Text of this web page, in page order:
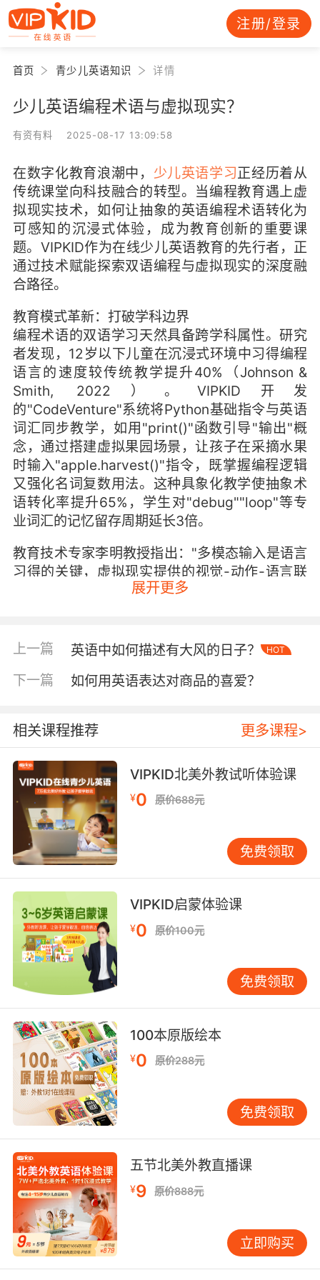
注册/登录
首页 青少儿英语知识 详情
少儿英语编程术语与虚拟现实？
有资有料 2025-08-17 13:09:58
在数字化教育浪潮中， 少儿英语学习正经历着从
传统课堂向科技融合的转型。当编程教育遇上虚
拟现实技术，如何让抽象的英语编程术语转化为
可感知的沉浸式体验，成为教育创新的重要课
题。VIPKID作为在线少儿英语教育的先行者，正
通过技术赋能探索双语编程与虚拟现实的深度融
合路径。
教育模式革新：打破学科边界
编程术语的双语学习天然具备跨学科属性。研究
者发现，12岁以下儿童在沉浸式环境中习得编程
语言的速度较传统教学提升40%（Johnson &
Smith, 2022）。VIPKID开发
的"CodeVenture"系统将Python基础指令与英语
词汇同步教学，如用"print()"函数引导"输出"概
念，通过搭建虚拟果园场景，让孩子在采摘水果
时输入"apple.harvest()"指令，既掌握编程逻辑
又强化名词复数用法。这种具象化教学使抽象术
语转化率提升65%，学生对"debug""loop"等专
业词汇的记忆留存周期延长3倍。
教育技术专家李明教授指出："多模态输入是语言
习得的关键，虚拟现实提供的视觉-动作-语言联
动机制，完美契合儿童认知发展规律。"VIPKID课
配合VR场景中的渐进式任务系统。例如初级阶段
学习方位介词；进阶课程则引入"if-else"条件语
技术应用困境：虚实衔接之惑
尽管虚拟现实为英语编程教育打开新维度，但技
术落地仍面临现实挑战。斯坦福大学人机交互实
验室2023年研究表明，过度依赖沉浸式设备可能
导致儿童空间定向能力下降18%。VIPKID技术团
队通过眼动追踪发现，7-9岁学习者在复杂3D编
程界面的平均注视点较2D界面增加2.3倍，容易
造成认知过载。为此研发的"焦点自适应"系统能
动态简化界面元素，当检测到学生视线停留超过
阈值时，自动将代码块转换为图形化积木。
硬件适配性亦是重要瓶颈。某教育机构调研显
示，43%的家庭VR设备无法流畅运行高精度编程
教学软件。VIPKID采用云端渲染技术，将计算负
载转移至服务器，使Pico Neo3等主流设备帧率
稳定在90fps以上，同时开发轻量化客户端，确
保不同配置设备均能获得基础教学功能。这种弹
性架构使课程覆盖率提升至92%，城乡数字鸿沟
缩小显著。
教学效能突破：认知科学的实践验证
认知神经科学为虚实融合教学提供理论支撑。剑
言记忆编码效率提升57%。VIPKID设计的"代码剧
场"模块正是基于此原理，当学生用英语编
写"fly(bird.flap())"指令时，虚拟鸟不仅执行飞行
动作，还会触发羽毛纹理触觉反馈和鸟鸣声效。
这种多通道刺激使学生对"function"概念的理解
准确率从68%提升至93%，且知识迁移能力增强
展开更多
上一篇 英语中如何描述有大风的日子？ HOT
下一篇 如何用英语表达对商品的喜爱？
相关课程推荐 更多课程>
VIPKID北美外教试听体验课
¥0 原价688元
免费领取
VIPKID启蒙体验课
¥0 原价100元
免费领取
100本原版绘本
¥0 原价288元
免费领取
五节北美外教直播课
¥9 原价888元
立即购买